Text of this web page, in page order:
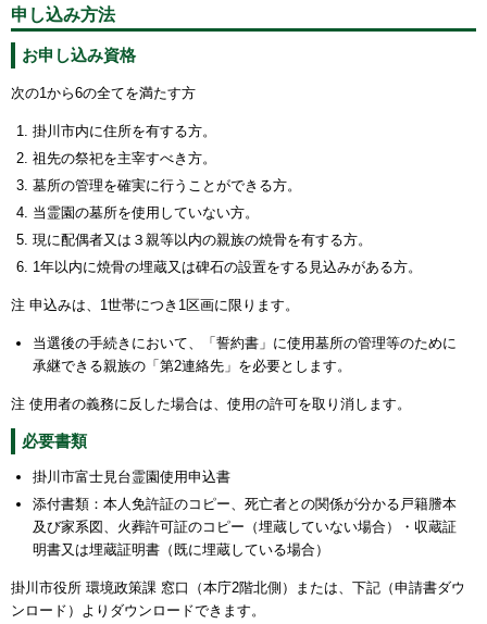
申し込み方法
お申し込み資格
次の1から6の全てを満たす方
掛川市内に住所を有する方。
祖先の祭祀を主宰すべき方。
墓所の管理を確実に行うことができる方。
当霊園の墓所を使用していない方。
現に配偶者又は３親等以内の親族の焼骨を有する方。
1年以内に焼骨の埋蔵又は碑石の設置をする見込みがある方。
注 申込みは、1世帯につき1区画に限ります。
当選後の手続きにおいて、「誓約書」に使用墓所の管理等のために
承継できる親族の「第2連絡先」を必要とします。
注 使用者の義務に反した場合は、使用の許可を取り消します。
必要書類
掛川市富士見台霊園使用申込書
添付書類：本人免許証のコピー、死亡者との関係が分かる戸籍謄本
及び家系図、火葬許可証のコピー（埋蔵していない場合）・収蔵証
明書又は埋蔵証明書（既に埋蔵している場合）
掛川市役所 環境政策課 窓口（本庁2階北側）または、下記（申請書ダウ
ンロード）よりダウンロードできます。